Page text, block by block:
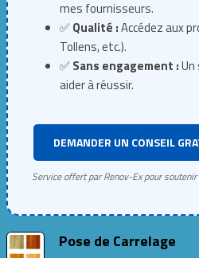
mes fournisseurs.
✅Qualité :Accédez aux
Tollens, etc.).
✅Sans engagement :Un
aider à réussir.
DEMANDER UN CONSEIL
Service offert par Renov-Ex pour
Pose de Carrelage